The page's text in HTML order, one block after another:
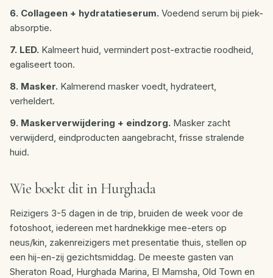
6. Collageen + hydratatieserum. Voedend serum bij piek-
absorptie.
7. LED. Kalmeert huid, vermindert post-extractie roodheid,
egaliseert toon.
8. Masker. Kalmerend masker voedt, hydrateert,
verheldert.
9. Maskerverwijdering + eindzorg. Masker zacht
verwijderd, eindproducten aangebracht, frisse stralende
huid.
Wie boekt dit in Hurghada
Reizigers 3-5 dagen in de trip, bruiden de week voor de
fotoshoot, iedereen met hardnekkige mee-eters op
neus/kin, zakenreizigers met presentatie thuis, stellen op
een hij-en-zij gezichtsmiddag. De meeste gasten van
Sheraton Road, Hurghada Marina, El Mamsha, Old Town en